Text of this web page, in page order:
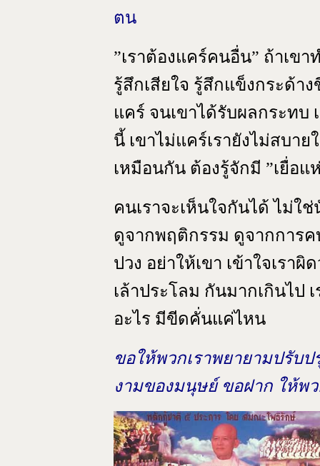
ตน
”เราต้องแคร์คนอื่น” ถ้าเขา
รู้สึกเสียใจ รู้สึกแข็งกระด้า
แคร์ จนเขาได้รับผลกระทบ
นี้ เขาไม่แคร์เรายังไม่สบาย
เหมือนกัน ต้องรู้จักมี ”เยื่อ
คนเราจะเห็นใจกันได้ ไม่ใ
ดูจากพฤติกรรม ดูจากการ
ปวง อย่าให้เขา เข้าใจเรา
เล้าประโลม กันมากเกินไป
อะไร มีขีดคั่นแค่ไหน
ขอให้พวกเราพยายามปรับ
งามของมนุษย์ ขอฝาก ให้พ